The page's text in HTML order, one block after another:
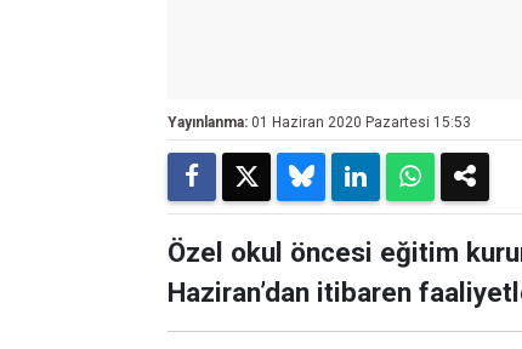
Yayınlanma: 01 Haziran 2020 Pazartesi 15:53
Özel okul öncesi eğitim
Haziran’dan itibaren